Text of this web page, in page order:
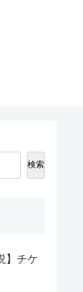
検索
】チケ